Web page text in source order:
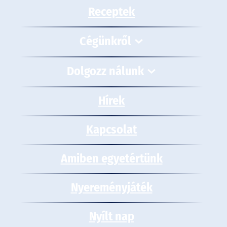
Receptek
Cégünkről
Dolgozz nálunk
Hírek
Kapcsolat
Amiben egyetértünk
Nyereményjáték
Nyílt nap